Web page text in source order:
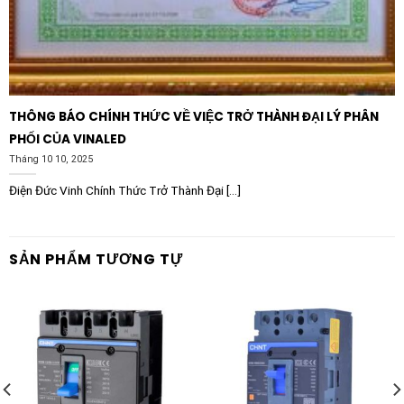
Sản phẩm hỗ trợ kết nối toàn diện với các kiến trúc tự
động hóa hiện đại thông qua các module truyền thông
tùy chọn phổ biến như Modbus TCP/EtherNet/IP,
Profibus DP V1, PROFINET, và CANopen. Sự kết hợp
này cho phép kỹ sư dễ dàng giám sát từ xa, thu thập
dữ liệu vận hành theo thời gian thực và thực hiện chẩn
đoán lỗi chính xác.
Ứng dụng thực tiễn trong các ngành
công nghiệp nặng
động mềm Schneider ATS480C21Y 210A 208-690V là
Hệ thống bơm nước và xử lý nước thải:Kiểm soát
mô-men xoắn hiệu quả giúp loại bỏ hoàn toàn hiện
tượng “búa nước” (water hammer) gây vỡ ống hoặc
hỏng van khi dừng bơm đột ngột.
THÔNG BÁO CHÍNH THỨC VỀ VIỆC TRỞ THÀNH ĐẠI LÝ PHÂN
PHỐI CỦA VINALED
Tháng 10 10, 2025
Điện Đức Vinh Chính Thức Trở Thành Đại [...]
SẢN PHẨM TƯƠNG TỰ